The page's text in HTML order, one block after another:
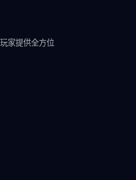
家提供全方位